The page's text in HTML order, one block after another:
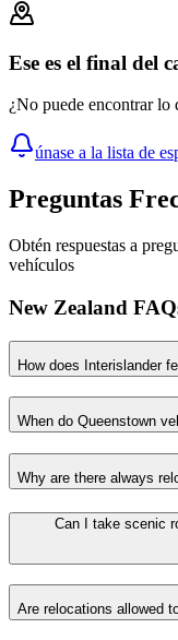
Ese es el final del
¿No puede encontrar lo
únase a la lista de
Preguntas
Obtén respuestas a
vehículos
New Zealand
How does Interislander
When do Queenstown
Why are there always
Can I take scenic
Are relocations allowed